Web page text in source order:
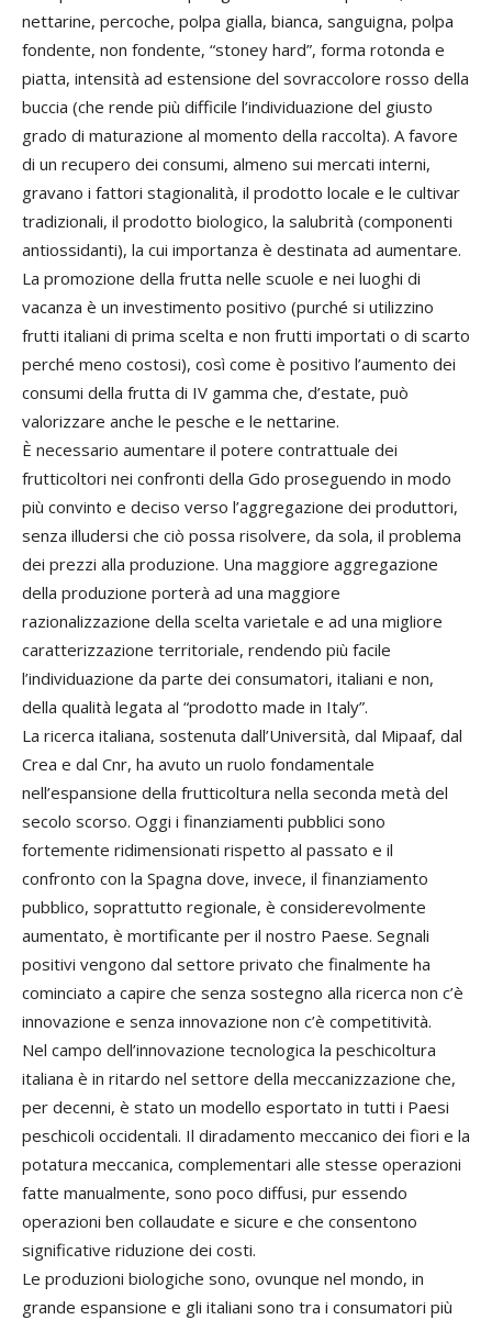
nettarine, percoche, polpa gialla, bianca, sanguigna, polpa
fondente, non fondente, “stoney hard”, forma rotonda e
piatta, intensità ad estensione del sovraccolore rosso della
buccia (che rende più difficile l’individuazione del giusto
grado di maturazione al momento della raccolta). A favore
di un recupero dei consumi, almeno sui mercati interni,
gravano i fattori stagionalità, il prodotto locale e le cultivar
tradizionali, il prodotto biologico, la salubrità (componenti
antiossidanti), la cui importanza è destinata ad aumentare.
La promozione della frutta nelle scuole e nei luoghi di
vacanza è un investimento positivo (purché si utilizzino
frutti italiani di prima scelta e non frutti importati o di scarto
perché meno costosi), così come è positivo l’aumento dei
consumi della frutta di IV gamma che, d’estate, può
valorizzare anche le pesche e le nettarine.
È necessario aumentare il potere contrattuale dei
frutticoltori nei confronti della Gdo proseguendo in modo
più convinto e deciso verso l’aggregazione dei produttori,
senza illudersi che ciò possa risolvere, da sola, il problema
dei prezzi alla produzione. Una maggiore aggregazione
della produzione porterà ad una maggiore
razionalizzazione della scelta varietale e ad una migliore
caratterizzazione territoriale, rendendo più facile
l’individuazione da parte dei consumatori, italiani e non,
della qualità legata al “prodotto made in Italy”.
La ricerca italiana, sostenuta dall’Università, dal Mipaaf, dal
Crea e dal Cnr, ha avuto un ruolo fondamentale
nell’espansione della frutticoltura nella seconda metà del
secolo scorso. Oggi i finanziamenti pubblici sono
fortemente ridimensionati rispetto al passato e il
confronto con la Spagna dove, invece, il finanziamento
pubblico, soprattutto regionale, è considerevolmente
aumentato, è mortificante per il nostro Paese. Segnali
positivi vengono dal settore privato che finalmente ha
cominciato a capire che senza sostegno alla ricerca non c’è
innovazione e senza innovazione non c’è competitività.
Nel campo dell’innovazione tecnologica la peschicoltura
italiana è in ritardo nel settore della meccanizzazione che,
per decenni, è stato un modello esportato in tutti i Paesi
peschicoli occidentali. Il diradamento meccanico dei fiori e la
potatura meccanica, complementari alle stesse operazioni
fatte manualmente, sono poco diffusi, pur essendo
operazioni ben collaudate e sicure e che consentono
significative riduzione dei costi.
Le produzioni biologiche sono, ovunque nel mondo, in
grande espansione e gli italiani sono tra i consumatori più